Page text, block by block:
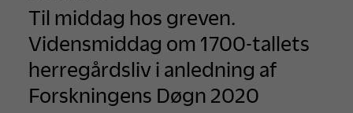
Til middag hos greven.
Vidensmiddag om 1700-tallets
herregårdsliv i anledning af
Forskningens Døgn 2020